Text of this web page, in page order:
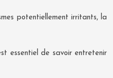
potentiellement irritants, la
essentiel de savoir entretenir